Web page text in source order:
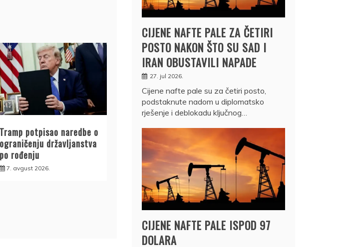
Tramp potpisao naredbe o
ograničenju državljanstva
po rođenju
7. avgust 2026.
CIJENE NAFTE PALE ZA ČETIRI
POSTO NAKON ŠTO SU SAD I
IRAN OBUSTAVILI NAPADE
27. jul 2026.
Cijene nafte pale su za četiri posto,
podstaknute nadom u diplomatsko
rješenje i deblokadu ključnog…
CIJENE NAFTE PALE ISPOD 97
DOLARA